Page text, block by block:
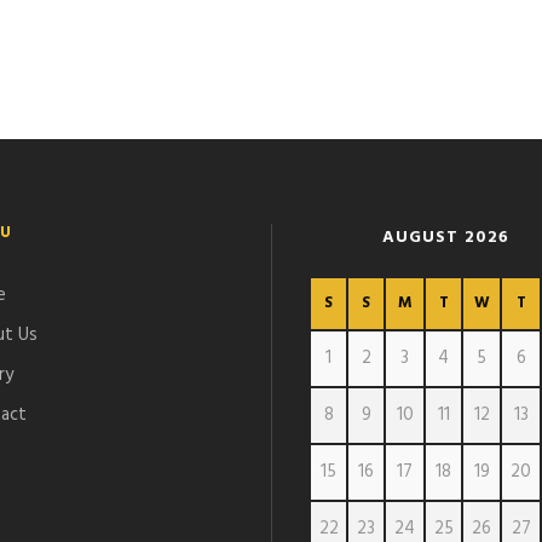
Us
AUGUST 2026
S S M T W T
1 2 3 4 5
6
8
9 10 11 12
13
15
16 17 18 19
20
22
23 24 25 26 27